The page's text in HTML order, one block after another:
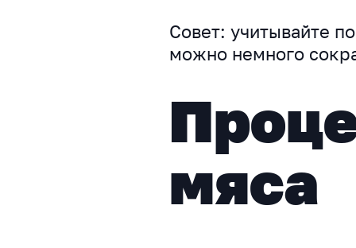
Совет: учитывайте
можно немного
мяса